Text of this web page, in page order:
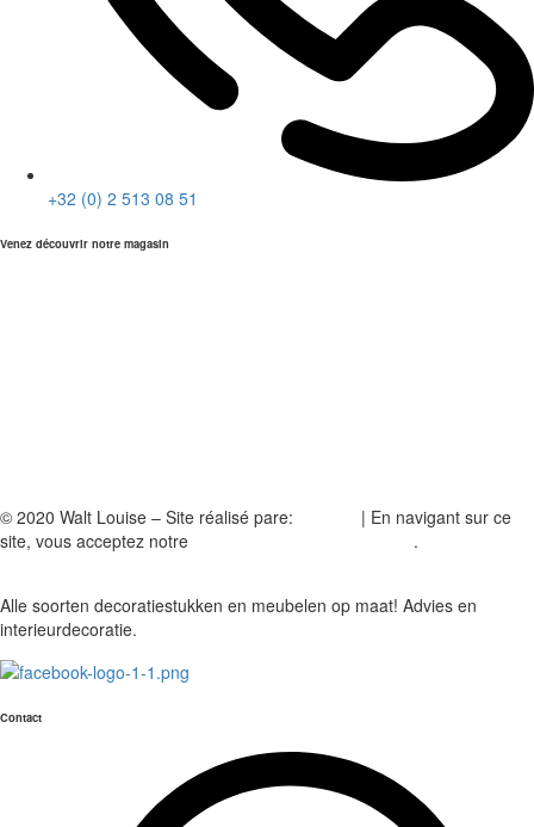
+32 (0) 2 513 08 51
Venez découvrir notre magasin
© 2020 Walt Louise – Site réalisé pare:
| En navigant sur ce
site, vous acceptez notre
.
Alle soorten decoratiestukken en meubelen op maat! Advies en
interieurdecoratie.
Contact